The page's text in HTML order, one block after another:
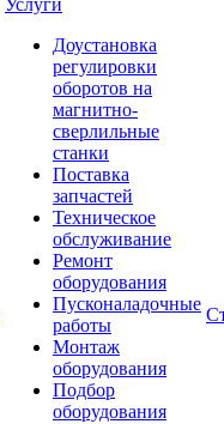
Услуги
Доустановка
регулировки
оборотов на
магнитно-
сверлильные
станки
Поставка
запчастей
Техническое
обслуживание
Ремонт
оборудования
Пусконаладочные
работы
Монтаж
оборудования
Подбор
оборудования